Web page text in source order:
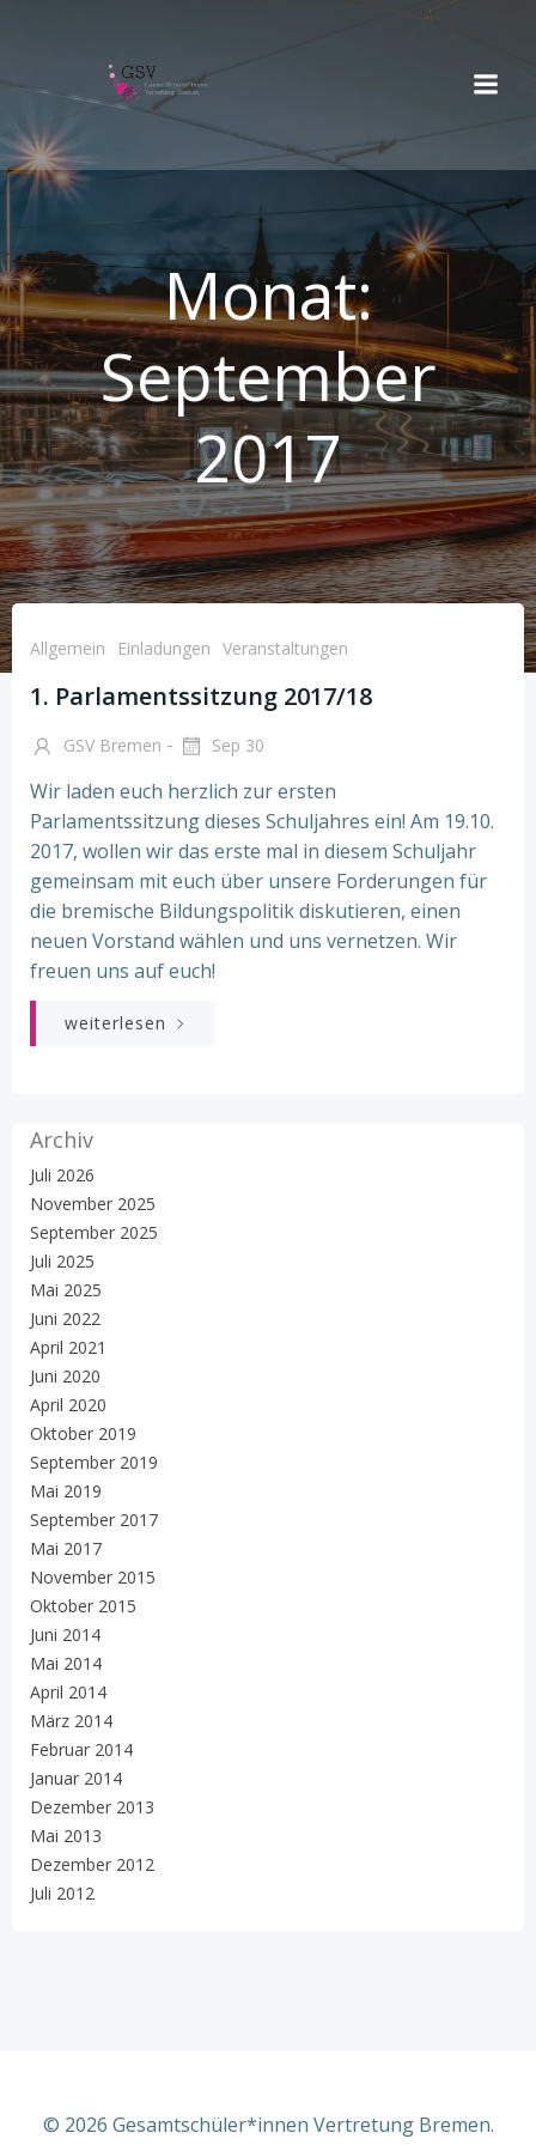
Monat:
September
2017
Allgemein Einladungen Veranstaltungen
1. Parlamentssitzung 2017/18
GSV Bremen - Sep 30
Wir laden euch herzlich zur ersten
Parlamentssitzung dieses Schuljahres ein! Am 19.10.
2017, wollen wir das erste mal in diesem Schuljahr
gemeinsam mit euch über unsere Forderungen für
die bremische Bildungspolitik diskutieren, einen
neuen Vorstand wählen und uns vernetzen. Wir
freuen uns auf euch!
weiterlesen
Archiv
Juli 2026
November 2025
September 2025
Juli 2025
Mai 2025
Juni 2022
April 2021
Juni 2020
April 2020
Oktober 2019
September 2019
Mai 2019
September 2017
Mai 2017
November 2015
Oktober 2015
Juni 2014
Mai 2014
April 2014
März 2014
Februar 2014
Januar 2014
Dezember 2013
Mai 2013
Dezember 2012
Juli 2012
© 2026 Gesamtschüler*innen Vertretung Bremen.